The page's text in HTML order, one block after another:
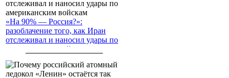
«На 90% — Россия?»:
разоблачение того, как Иран
отслеживал и наносил удары по
американским войскам